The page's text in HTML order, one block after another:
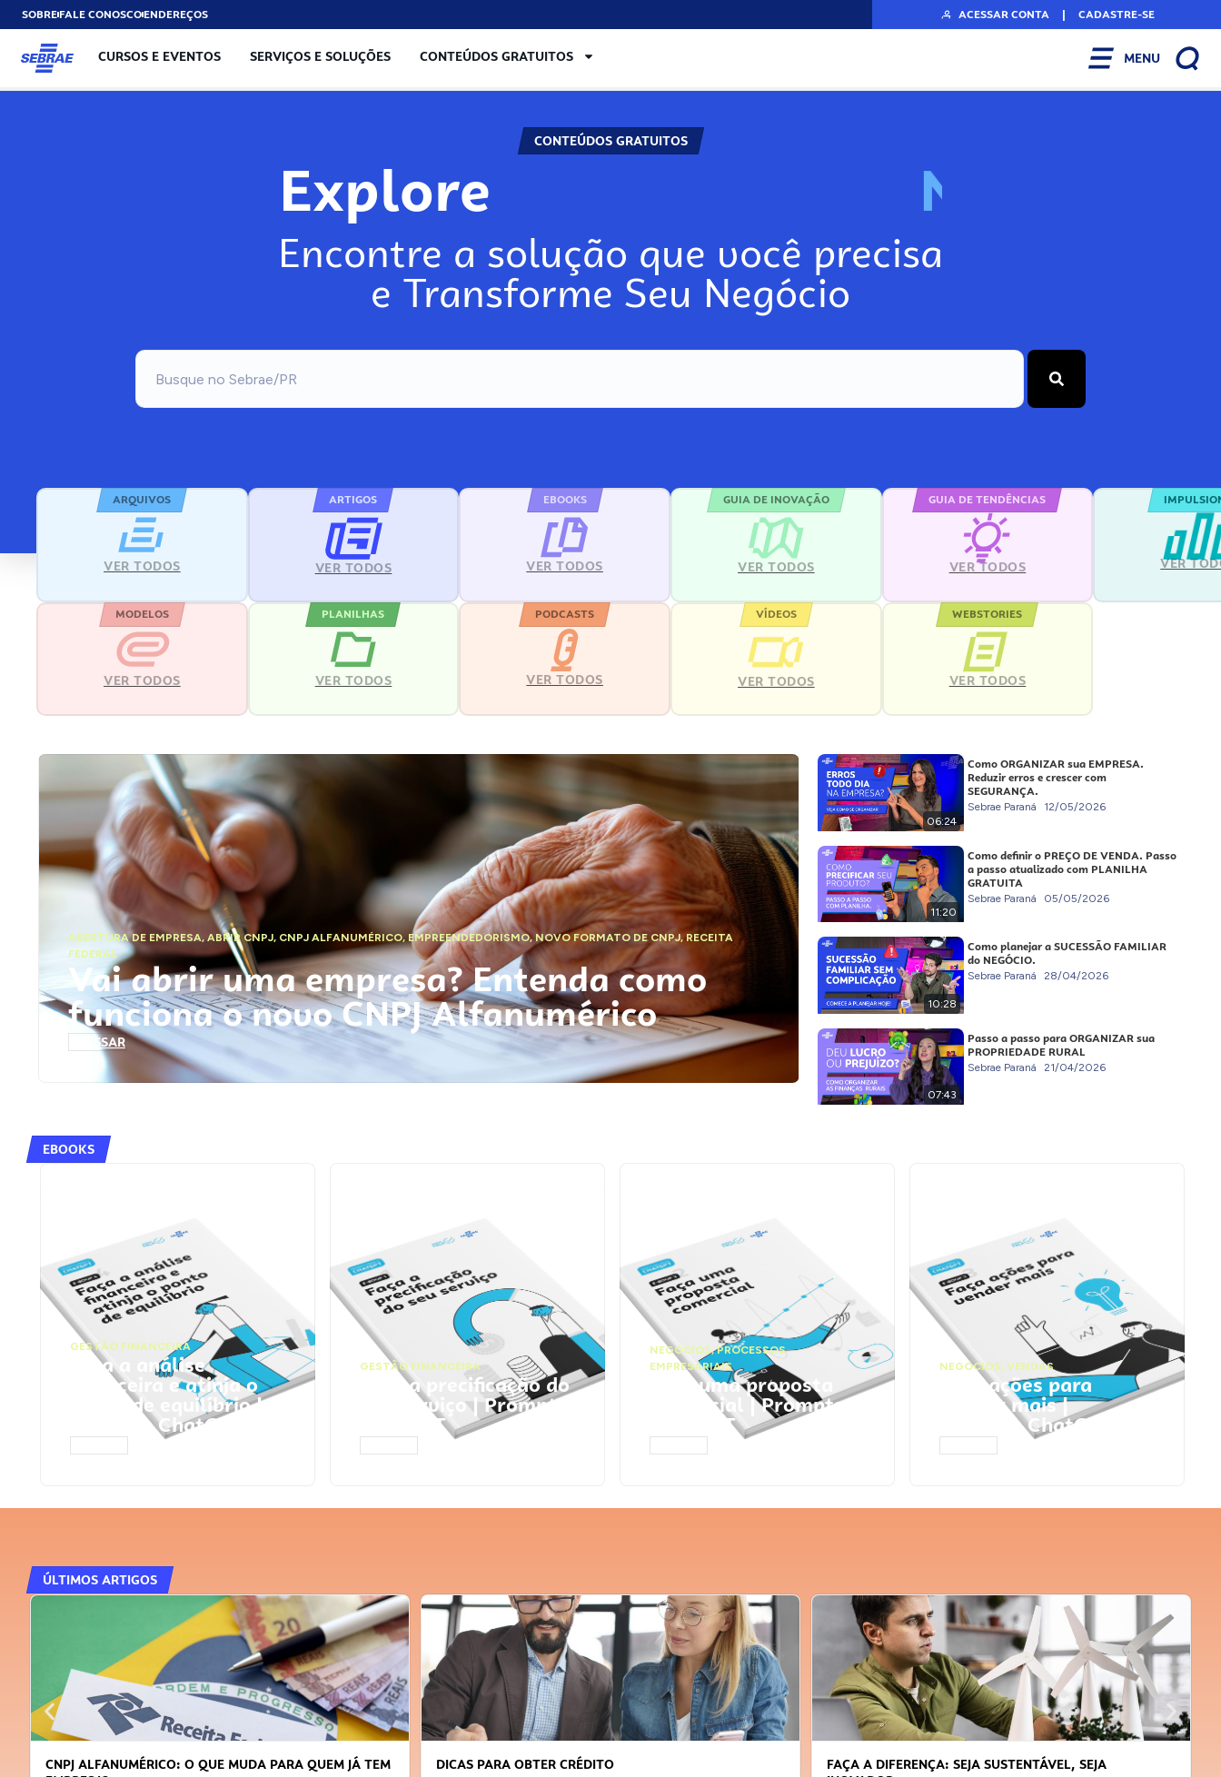
SOBREFALE CONOSCOENDEREÇOS ACESSAR CONTA | CADASTRE-SE
CURSOS E EVENTOS SERVIÇOS E SOLUÇÕES CONTEÚDOS GRATUITOS MENU
CONTEÚDOS GRATUITOS
Explore N
Encontre a solução que você precisa
e Transforme Seu Negócio
ARQUIVOS
VER TODOS
ARTIGOS
VER TODOS
EBOOKS
VER TODOS
GUIA DE INOVAÇÃO
VER TODOS
GUIA DE TENDÊNCIAS
VER TODOS VER
MODELOS
VER TODOS
PLANILHAS
VER TODOS
PODCASTS
VER TODOS
VÍDEOS
VER TODOS
WEBSTORIES
VER TODOS
ABERTURA DE EMPRESA,ABRIR CNPJ, CNPJ ALFANUMÉRICO, EMPREENDEDORISMO,NOVO FORMATO DE CNPJ,RECEITA
FEDERAL
Vai abrir uma empresa? Entenda como
funciona o novo CNPJ Alfanumérico
ACESSAR
06:24
Como ORGANIZAR sua EMPRESA.
Reduzir erros e crescer com
SEGURANÇA.
Sebrae Paraná 12/05/2026
11:20
Como definir o PREÇO DE VENDA. Passo
a passo atualizado com PLANILHA
GRATUITA
Sebrae Paraná 05/05/2026
10:28
Como planejar a SUCESSÃO FAMILIAR
do NEGÓCIO.
Sebrae Paraná 28/04/2026
07:43
Passo a passo para ORGANIZAR sua
PROPRIEDADE RURAL
Sebrae Paraná 21/04/2026
EBOOKS
GESTÃO FINANCEIRA
Faça a análise
financeira e atinja o
ponto de equilíbrio |
Prompts ChatGPT
GESTÃO FINANCEIRA
Faça a precificação do
seu serviço | Prompts
ChatGPT
NEGÓCIOS,PROCESSOS
EMPRESARIAIS
Faça uma proposta
comercial | Prompts
ChatGPT
NEGÓCIOS, VENDAS
Faça ações para
vender mais |
Prompts ChatGPT
ÚLTIMOS ARTIGOS
DICAS PARA OBTER CRÉDITO
FAÇA A DIFERENÇA: SEJA SUSTENTÁVEL, SEJA
APRENDA A GERENCIAR O SEU TEMPO